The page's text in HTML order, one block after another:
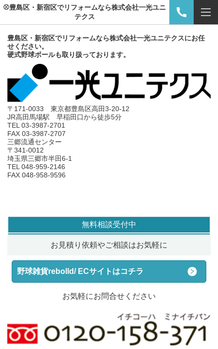
⚾豊島区・新宿区でリフォームなら株式会社一光ユニ
テクス
豊島区・新宿区でリフォームなら株式会社一光ユニテクスにお任
せください。
硬式野球ボールも取り扱っております。
〒171-0033 東京都豊島区高田3-20-12
JR高田馬場駅 早稲田口から徒歩5分
TEL 03-3987-2701
FAX 03-3987-2707
三郷流通センター
〒341-0012
埼玉県三郷市半田6-1
TEL 048-959-2146
FAX 048-958-9596
無料相談受付中
お見積り依頼やご相談はお気軽に
野球雑貨rebolld/ ECサイトはコチラ
お気軽にお問合せください